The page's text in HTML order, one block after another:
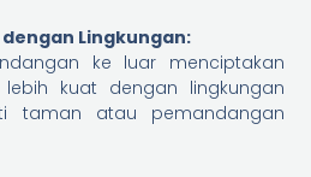
Lingkungan:
ke luar menciptakan
kuat dengan lingkungan
taman atau pemandangan